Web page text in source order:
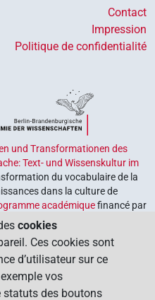
Contact
Impression
Politique de confidentialité
und Transformationen des
Text- und Wissenskultur im
du vocabulaire de la
dans la culture de
académiquefinancé par
des Länder de la
le but est de préserver,
Le programme est
allemandes des sciences et
cookies
Ces cookies sont
d’utilisateur sur ce
vos
statuts des boutons